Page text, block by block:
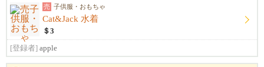
売 子供服・おもちゃ
Cat&Jack 水着
＄3
[登録者] apple